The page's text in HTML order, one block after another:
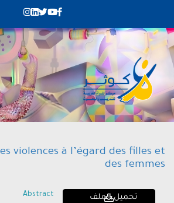
violences à l’égard des filles et
des femmes
تحميل الملف Abstract